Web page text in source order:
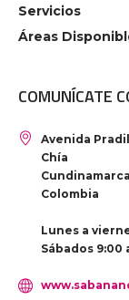
Servicios
Áreas
COMUNÍCATE
Avenida
Chía
Cundinamarca
Colombia
Lunes a
Sábados 9:00